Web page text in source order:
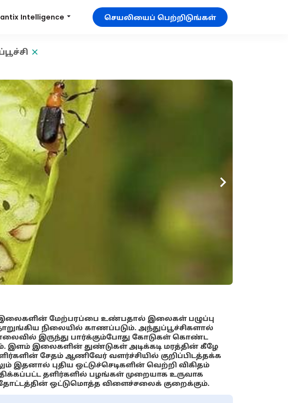
Intelligence செயலியைப் பெற்றிடுங்கள்
இலைகளின் மேற்பரப்பை உண்பதால் இலைகள் பழுப்பு
நிலையில் காணப்படும். அந்துப்பூச்சிகளால்
இருந்து பார்க்கும்போது கோடுகள் கொண்ட
இளம் இலைகளின் துண்டுகள் அடிக்கடி மரத்தின் கீழே
சேதம் ஆணிவேர் வளர்ச்சியில் குறிப்பிடத்தக்க
இதனால் புதிய ஒட்டுச்செடிகளின் வெற்றி விகிதம்
தளிர்களில் பழங்கள் முறையாக உருவாக
ஒட்டுமொத்த விளைச்சலைக் குறைக்கும்.